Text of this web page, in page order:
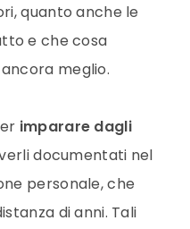
quanto anche le
e che cosa
meglio.
imparare dagli
documentati nel
personale, che
di anni. Tali